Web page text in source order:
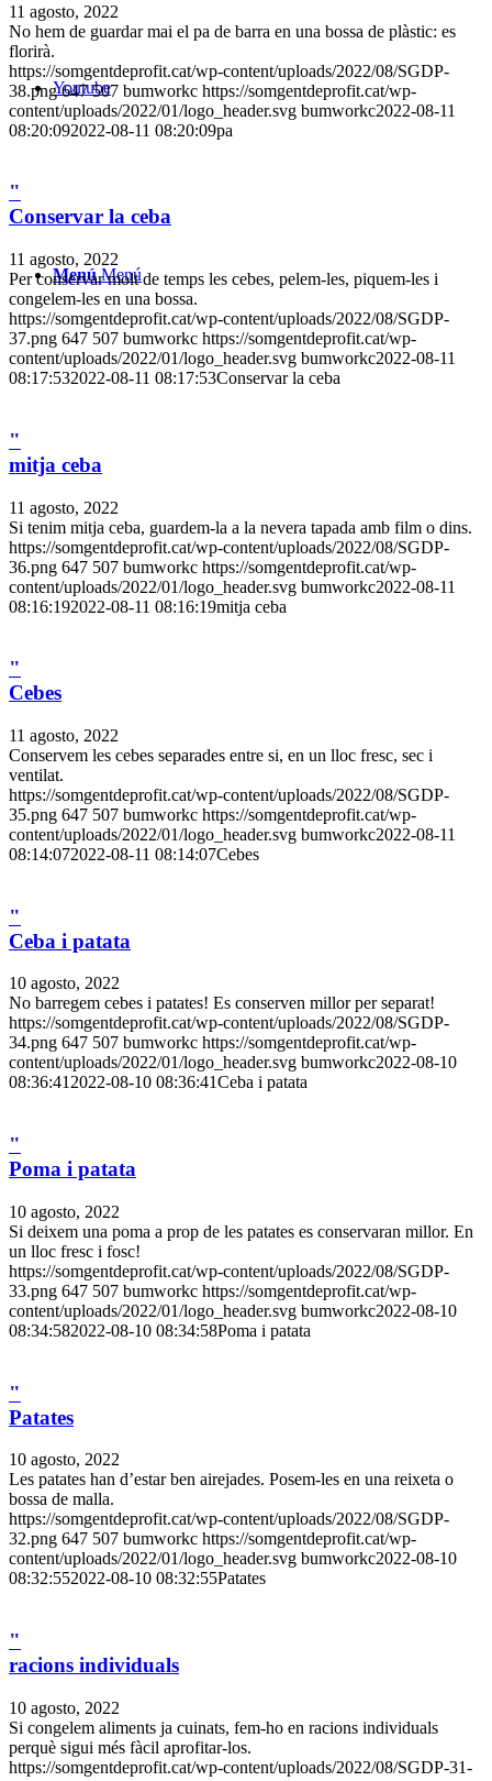
Youtube
Menú Menú
11 agosto, 2022
No hem de guardar mai el pa de barra en una bossa de plàstic: es
florirà.
https://somgentdeprofit.cat/wp-content/uploads/2022/08/SGDP-
38.png 647 507 bumworkc https://somgentdeprofit.cat/wp-
content/uploads/2022/01/logo_header.svg bumworkc2022-08-11
08:20:092022-08-11 08:20:09pa
"
Conservar la ceba
11 agosto, 2022
Per conservar molt de temps les cebes, pelem-les, piquem-les i
congelem-les en una bossa.
https://somgentdeprofit.cat/wp-content/uploads/2022/08/SGDP-
37.png 647 507 bumworkc https://somgentdeprofit.cat/wp-
content/uploads/2022/01/logo_header.svg bumworkc2022-08-11
08:17:532022-08-11 08:17:53Conservar la ceba
"
mitja ceba
11 agosto, 2022
Si tenim mitja ceba, guardem-la a la nevera tapada amb film o dins.
https://somgentdeprofit.cat/wp-content/uploads/2022/08/SGDP-
36.png 647 507 bumworkc https://somgentdeprofit.cat/wp-
content/uploads/2022/01/logo_header.svg bumworkc2022-08-11
08:16:192022-08-11 08:16:19mitja ceba
"
Cebes
11 agosto, 2022
Conservem les cebes separades entre si, en un lloc fresc, sec i
ventilat.
https://somgentdeprofit.cat/wp-content/uploads/2022/08/SGDP-
35.png 647 507 bumworkc https://somgentdeprofit.cat/wp-
content/uploads/2022/01/logo_header.svg bumworkc2022-08-11
08:14:072022-08-11 08:14:07Cebes
"
Ceba i patata
10 agosto, 2022
No barregem cebes i patates! Es conserven millor per separat!
https://somgentdeprofit.cat/wp-content/uploads/2022/08/SGDP-
34.png 647 507 bumworkc https://somgentdeprofit.cat/wp-
content/uploads/2022/01/logo_header.svg bumworkc2022-08-10
08:36:41 2022-08-10 08:36:41Ceba i patata
"
Poma i patata
10 agosto, 2022
Si deixem una poma a prop de les patates es conservaran millor. En
un lloc fresc i fosc!
https://somgentdeprofit.cat/wp-content/uploads/2022/08/SGDP-
33.png 647 507 bumworkc https://somgentdeprofit.cat/wp-
content/uploads/2022/01/logo_header.svg bumworkc2022-08-10
08:34:582022-08-10 08:34:58Poma i patata
"
Patates
10 agosto, 2022
Les patates han d’estar ben airejades. Posem-les en una reixeta o
bossa de malla.
https://somgentdeprofit.cat/wp-content/uploads/2022/08/SGDP-
32.png 647 507 bumworkc https://somgentdeprofit.cat/wp-
content/uploads/2022/01/logo_header.svg bumworkc2022-08-10
08:32:552022-08-10 08:32:55Patates
"
racions individuals
10 agosto, 2022
Si congelem aliments ja cuinats, fem-ho en racions individuals
perquè sigui més fàcil aprofitar-los.
https://somgentdeprofit.cat/wp-content/uploads/2022/08/SGDP-31-